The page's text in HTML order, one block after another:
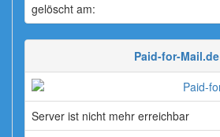
gelöscht am:
Paid-for-Mail.de
Server ist nicht mehr erreichbar